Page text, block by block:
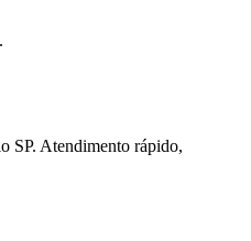
SP. Atendimento rápido,